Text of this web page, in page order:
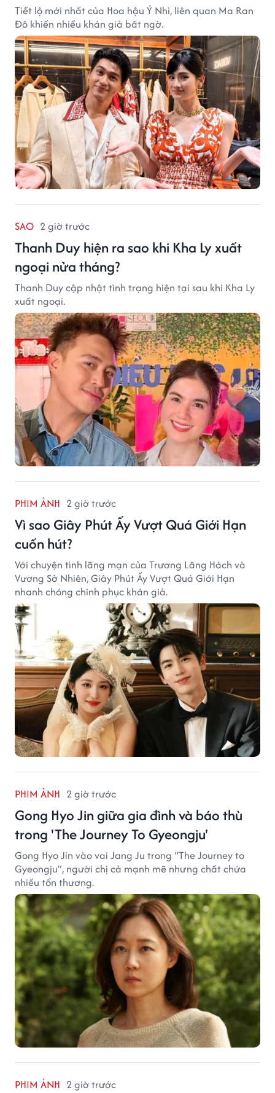
Tiết lộ mới nhất của Hoa hậu Ý Nhi, liên quan Ma Ran
Đô khiến nhiều khán giả bất ngờ.
SAO 2 giờ trước
Thanh Duy hiện ra sao khi Kha Ly xuất
ngoại nửa tháng?
Thanh Duy cập nhật tình trạng hiện tại sau khi Kha Ly
xuất ngoại.
PHIM ẢNH 2 giờ trước
Vì sao Giây Phút Ấy Vượt Quá Giới Hạn
cuốn hút?
Với chuyện tình lãng mạn của Trương Lăng Hách và
Vương Sở Nhiên, Giây Phút Ấy Vượt Quá Giới Hạn
nhanh chóng chinh phục khán giả.
PHIM ẢNH 2 giờ trước
Gong Hyo Jin giữa gia đình và báo thù
trong 'The Journey To Gyeongju'
Gong Hyo Jin vào vai Jang Ju trong “The Journey to
Gyeongju”, người chị cả mạnh mẽ nhưng chất chứa
nhiều tổn thương.
PHIM ẢNH 2 giờ trước